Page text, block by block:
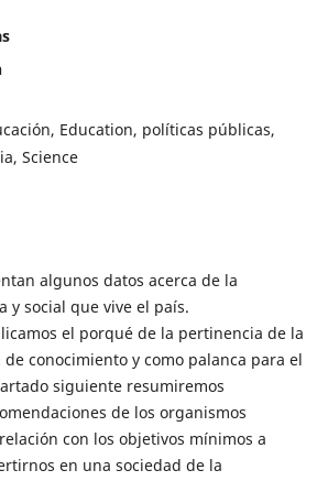
Education, políticas públicas,
Science
algunos datos acerca de la
y social que vive el país.
el porqué de la pertinencia de la
conocimiento y como palanca para el
siguiente resumiremos
de los organismos
con los objetivos mínimos a
en una sociedad de la